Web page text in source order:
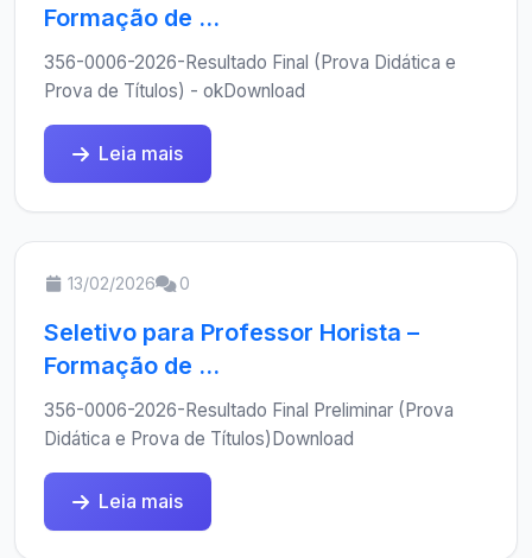
Formação de ...
356-0006-2026-Resultado Final (Prova Didática e
Prova de Títulos) - okDownload
Leia mais
13/02/2026 0
Seletivo para Professor Horista –
Formação de ...
356-0006-2026-Resultado Final Preliminar (Prova
Didática e Prova de Títulos)Download
Leia mais